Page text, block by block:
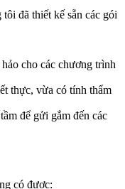
đã thiết kế sẵn các gói
cho các chương trình
thực, vừa có tính thẩm
để gửi gắm đến các
có được: